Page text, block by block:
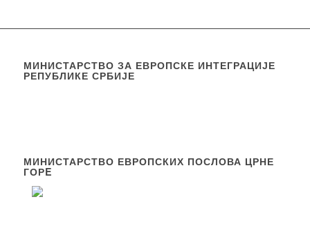
МИНИСТАРСТВО ЗА ЕВРОПСКЕ ИНТЕГРАЦИЈЕ
РЕПУБЛИКЕ СРБИЈЕ
МИНИСТАРСТВО ЕВРОПСКИХ ПОСЛОВА ЦРНЕ
ГОРE